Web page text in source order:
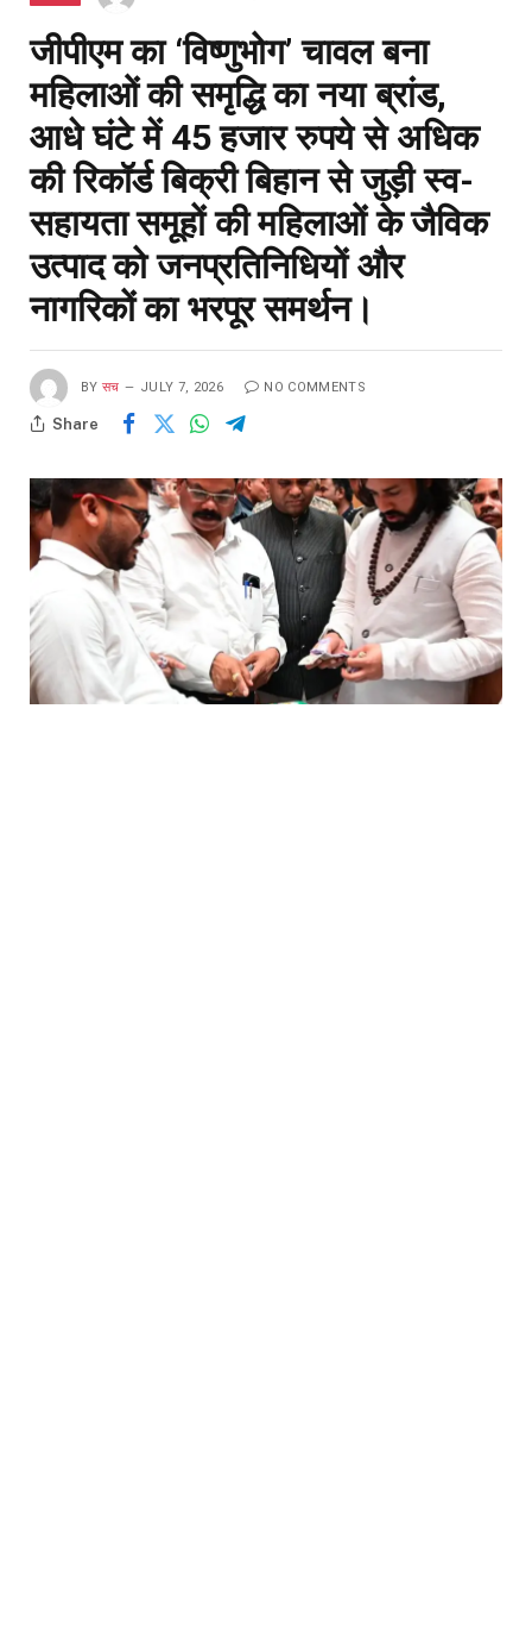
जीपीएम का ‘विष्णुभोग’ चावल बना
महिलाओं की समृद्धि का नया ब्रांड,
आधे घंटे में 45 हजार रुपये से अधिक
की रिकॉर्ड बिक्री बिहान से जुड़ी स्व-
सहायता समूहों की महिलाओं के जैविक
उत्पाद को जनप्रतिनिधियों और
नागरिकों का भरपूर समर्थन।
BY सच JULY 7, 2026 NO COMMENTS
Share